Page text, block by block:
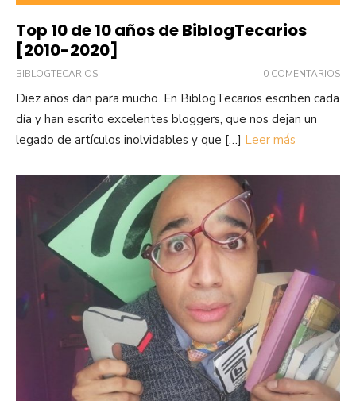
Top 10 de 10 años de BiblogTecarios
[2010-2020]
BIBLOGTECARIOS 0 COMENTARIOS
Diez años dan para mucho. En BiblogTecarios escriben cada
día y han escrito excelentes bloggers, que nos dejan un
legado de artículos inolvidables y que […] Leer más